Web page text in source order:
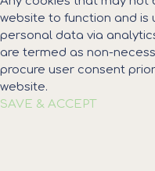
website to function and
personal data via
are termed as non-
procure user consent
website.
SAVE & ACCEPT